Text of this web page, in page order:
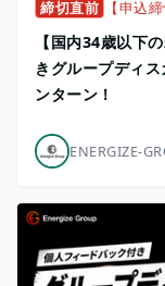
締切直前 【申込
【国内34歳以下
きグループディ
ンターン！
ENERGIZE-